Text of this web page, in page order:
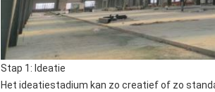
Stap 1: Ideatie
Het ideatiestadium kan zo creatief of zo